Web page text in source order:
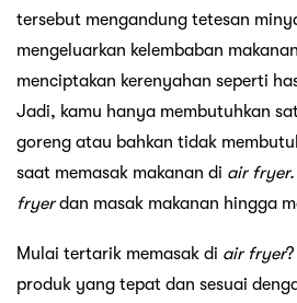
tersebut mengandung tetesan
mengeluarkan kelembaban
menciptakan kerenyahan seperti
Jadi, kamu hanya membutuhkan
goreng atau bahkan tidak
saat memasak makanan di air fryer.
fryerdan masak makanan hingga
Mulai tertarik memasak di air fryer
produk yang tepat dan sesuai